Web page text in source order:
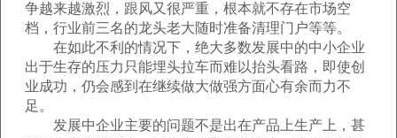
争越来越激烈，跟风又很严重，根本就不存在市场空
档，行业前三名的龙头老大随时准备清理门户等等。
在如此不利的情况下，绝大多数发展中的中小企业
出于生存的压力只能埋头拉车而难以抬头看路，即使创
业成功，仍会感到在继续做大做强方面心有余而力不
足。
发展中企业主要的问题不是出在产品上生产上，甚